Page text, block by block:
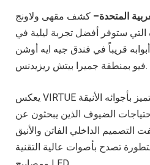
المتحدة– كشف مقهى ولاونج VIRTUE،
التي ستوفر أفضل تجربة ليلية في
قريباً في فندق جيه ايه أوشن
فيو بمنطقة جميرا بيتش ريزيدنس.
يعكس VIRTUE البساطة والتفرد، ويتميز بأجوائه الأنيقة
الضيوف الذين يبحثون عن
التصميم الداخلي الفاتن والأنيق
تصدح بأصوات عالية التقنية